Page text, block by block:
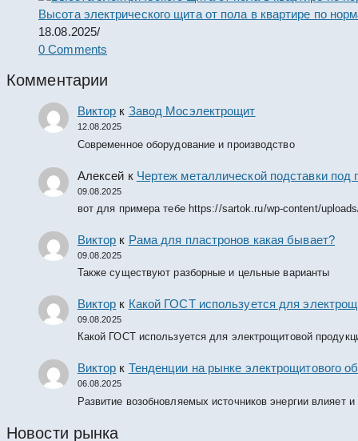
Высота электрического щита от пола в квартире по
18.08.2025/
0 Comments
Комментарии
Виктор к Завод Мосэлектрощит
12.08.2025
Современное оборудование и производство
Алексей к Чертеж металлической подставки
09.08.2025
вот для примера тебе https://sartok.ru/wp-content/
Виктор к Рама для пластронов какая бывает?
09.08.2025
Также существуют разборные и цельные варианты
Виктор к Какой ГОСТ используется для
09.08.2025
Какой ГОСТ используется для электрощитовой
Виктор к Тенденции на рынке электрощитового
06.08.2025
Развитие возобновляемых источников энергии влияет
Новости рынка